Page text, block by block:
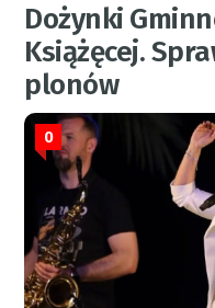
Dożynki
Książęcej.
plonów
0